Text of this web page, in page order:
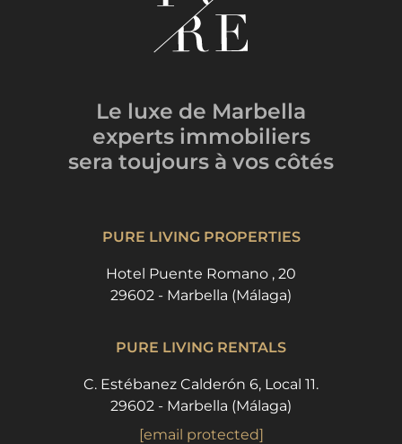
Le luxe de Marbella
experts immobiliers
sera toujours à vos côtés
PURE LIVING PROPERTIES
Hotel Puente Romano , 20
29602 - Marbella (Málaga)
PURE LIVING RENTALS
C. Estébanez Calderón 6, Local 11.
29602 - Marbella (Málaga)
[email protected]